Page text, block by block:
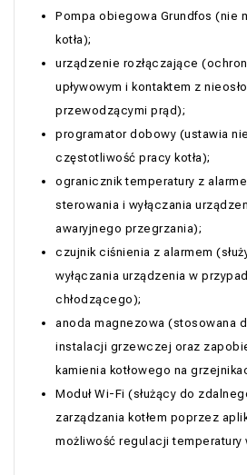
Pompa obiegowa Grundfos (nie
kotła);
urządzenie rozłączające
upływowym i kontaktem z
przewodzącymi prąd);
programator dobowy (ustawia
częstotliwość pracy kotła);
ogranicznik temperatury z
sterowania i wyłączania
awaryjnego przegrzania);
czujnik ciśnienia z alarmem
wyłączania urządzenia w
chłodzącego);
anoda magnezowa (stosowana
instalacji grzewczej oraz
kamienia kotłowego na
Moduł Wi-Fi (służący do
zarządzania kotłem poprzez
możliwość regulacji temperatury